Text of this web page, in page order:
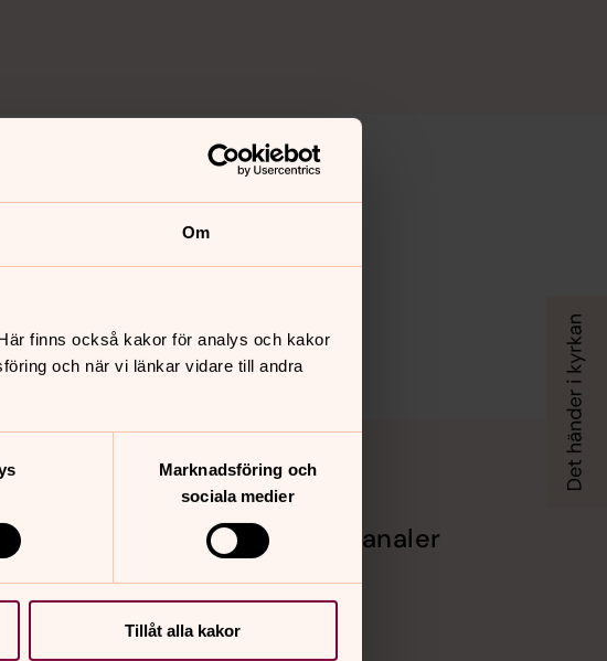
Om
finns också kakor för analys och kakor
och när vi länkar vidare till andra
Marknadsföring och
sociala medier
Tillåt alla kakor
kyrkan i
kyrkan i Norrköping
Sociala kanaler
Facebook
Instagram